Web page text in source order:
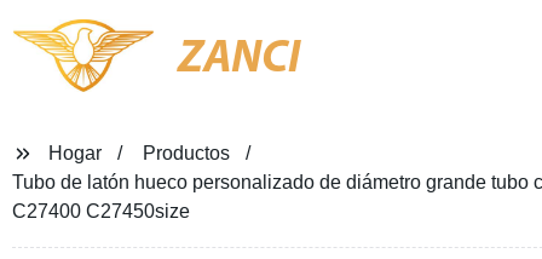
ZANCI
Hogar
Productos
Tubo de latón hueco personalizado de diámetro grande
C27400 C27450size